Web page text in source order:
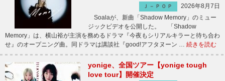
Ｊ－ＰＯＰ
2026年8月7日
Soalaが、新曲「Shadow Memory」のミュー
ジックビデオを公開した。 「Shadow
Memory」は、横山裕が主演を務めるドラマ『今夜もシリアルキラーと待ち合わ
せ』のオープニング曲。同ドラマは講談社『good!アフタヌーン … 続きを読む
yonige、全国ツアー【yonige tough
love tour】開催決定